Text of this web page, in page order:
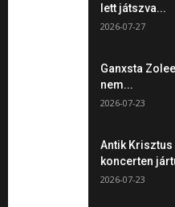
lett játszva...
2026-07-27
Ganxsta
nem...
2026-07-23
Antik
koncerten
2026-07-23